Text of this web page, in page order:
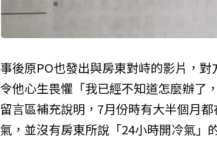
事後原PO也發出與房東對峙的影片，對
令他心生畏懼「我已經不知道怎麼辦了
留言區補充說明，7月份時有大半個月
氣，並沒有房東所說「24小時開冷氣」